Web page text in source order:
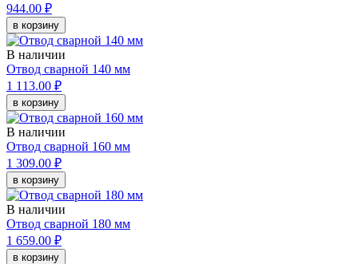
944.00 ₽
в корзину
В наличии
Отвод сварной 140 мм
1 113.00 ₽
в корзину
В наличии
Отвод сварной 160 мм
1 309.00 ₽
в корзину
В наличии
Отвод сварной 180 мм
1 659.00 ₽
в корзину